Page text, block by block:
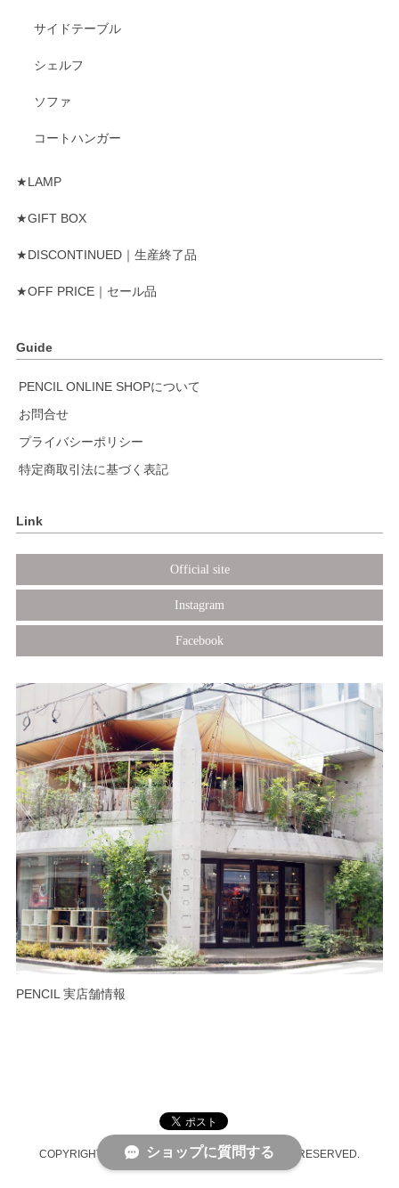
サイドテーブル
シェルフ
ソファ
コートハンガー
★LAMP
★GIFT BOX
★DISCONTINUED｜生産終了品
★OFF PRICE｜セール品
Guide
PENCIL ONLINE SHOPについて
お問合せ
プライバシーポリシー
特定商取引法に基づく表記
Link
Official site
Instagram
Facebook
PENCIL 実店舗情報
COPYRIGHT © PENCIL ONLINE SHOP ALL RIGHTS RESERVED.
ショップに質問する